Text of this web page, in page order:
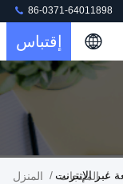
86-0371-64011898
إقتباس
المنزل / المنتجات /